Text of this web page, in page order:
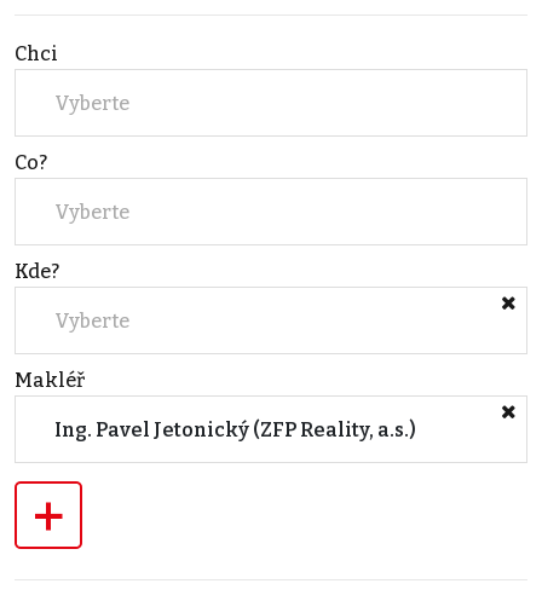
Chci
Vyberte
Co?
Vyberte
Kde?
Vyberte
Makléř
Ing. Pavel Jetonický (ZFP Reality, a.s.)
+